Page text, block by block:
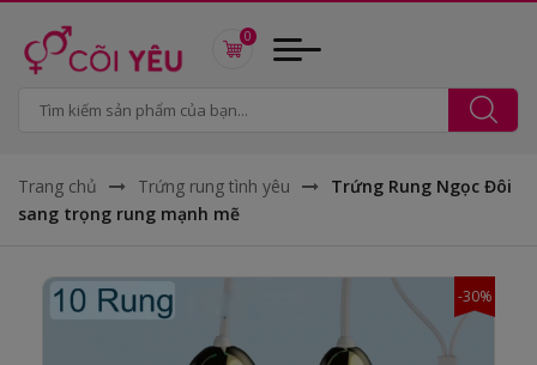
0
Trang chủ Trứng rung tình yêu
Trứng Rung Ngọc Đôi
sang trọng rung mạnh mẽ
-30%